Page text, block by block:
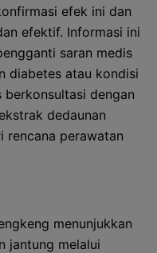
efek ini dan
efektif. Informasi ini
saran medis
diabetes atau kondisi
dengan
dedaunan
rencana perawatan
menunjukkan
jantung melalui